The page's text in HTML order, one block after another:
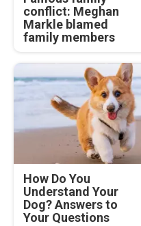
conflict: Meghan
Markle blamed
family members
How Do You
Understand Your
Dog? Answers to
Your Questions